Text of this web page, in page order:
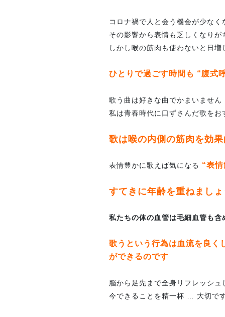
コロナ禍で人と会う機会が少な
その影響から表情も乏しくなり
しかし喉の筋肉も使わないと日
ひとりで過ごす時間も “腹式
歌う曲は好きな曲でかまいません
私は青春時代に口ずさんだ歌を
歌は喉の内側の筋肉を効
表情豊かに歌えば気になる “表
すてきに年齢を重ねまし
私たちの体の血管は毛細血管も
歌うという行為は血流を良く
ができるのです
脳から足先まで全身リフレッシ
今できることを精一杯 … 大切で